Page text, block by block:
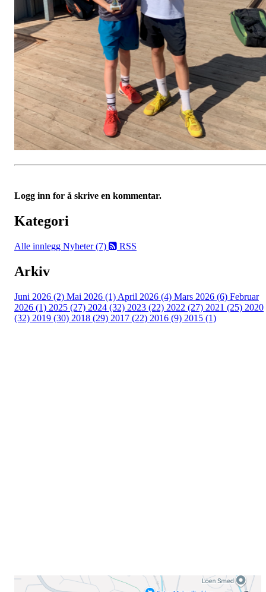
Logg inn for å skrive en kommentar.
Kategori
Alle innlegg Nyheter (7) RSS
Arkiv
Juni 2026 (2) Mai 2026 (1) April 2026 (4) Mars 2026 (6) Februar
2026 (1) 2025 (27) 2024 (32) 2023 (22) 2022 (27) 2021 (25) 2020
(32) 2019 (30) 2018 (29) 2017 (22) 2016 (9) 2015 (1)